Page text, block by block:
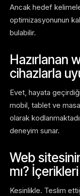
Ancak hedef
optimizasyonunun
bulabilir.
Hazırlanan
cihazlarla
Evet, hayata
mobil, tablet ve
olarak
deneyim sunar.
Web
mı?
Kesinlikle. Teslim